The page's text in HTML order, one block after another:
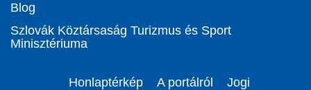
Blog
Szlovák Köztársaság Turizmus és Sport
Minisztériuma
Honlaptérkép A portálról
Jogi